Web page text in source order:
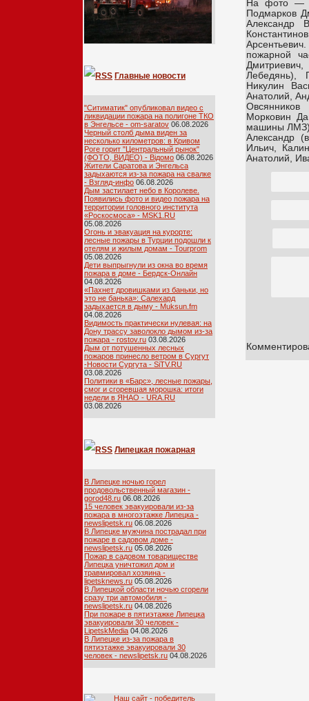
Главные новости
"Ситиматик" опубликовал видео с
ликвидации пожара на полигоне ТКО
в Энгельсе - om-saratov 06.08.2026
Черный столб дыма виден за
несколько километров: в Кривом
Роге горит "Центральный рынок"
(ФОТО, ВИДЕО) - Відомо 06.08.2026
Жители Саратова и Энгельса
задыхаются из-за пожара на свалке
- Взгляд-инфо 06.08.2026
Дым застилает небо в Королеве.
Появились фото и видео пожара на
территории головного института
«Роскосмоса» - MSK1.RU
05.08.2026
Огонь и эвакуация на курорте:
лесные пожары в Турции подошли к
отелям и жилым домам - Tourprom
05.08.2026
Дети выпрыгнули из окна во время
пожара в доме - Бердск-Онлайн
04.08.2026
«Пахнет дровишками из баньки, но
это не банька»: Салехард
задыхается в дыму - Muksun.fm
04.08.2026
Видимость практически нулевая: на
Дону трассу заволокло дымом из-за
пожара - rostov.ru 03.08.2026
Дым от потушенных лесных
пожаров принесло ветром в Сургут
-Новости Сургута - SiTV.RU
03.08.2026
Политики в «Барс», лесные пожары,
смог и сгоревшая морошка: итоги
недели в ЯНАО - URA.RU
03.08.2026
Липецкая пожарная
В Липецке ночью горел
продовольственный магазин -
gorod48.ru 06.08.2026
15 человек эвакуировали из-за
пожара в многоэтажке Липецка -
newslipetsk.ru 06.08.2026
В Липецке мужчина пострадал при
пожаре в садовом доме -
newslipetsk.ru 05.08.2026
Пожар в садовом товариществе
Липецка уничтожил дом и
травмировал хозяина -
lipetsknews.ru 05.08.2026
В Липецкой области ночью сгорели
сразу три автомобиля -
newslipetsk.ru 04.08.2026
При пожаре в пятиэтажке Липецка
эвакуировали 30 человек -
LipetskMedia 04.08.2026
В Липецке из-за пожара в
пятиэтажке эвакуировали 30
человек - newslipetsk.ru 04.08.2026
На фото —
Подмарков
Александр
пожарной
Лебедянь),
Никулин
Анатолий,
Морковин
машины ЛМЗ),
Александр
Ильич,
Анатолий,